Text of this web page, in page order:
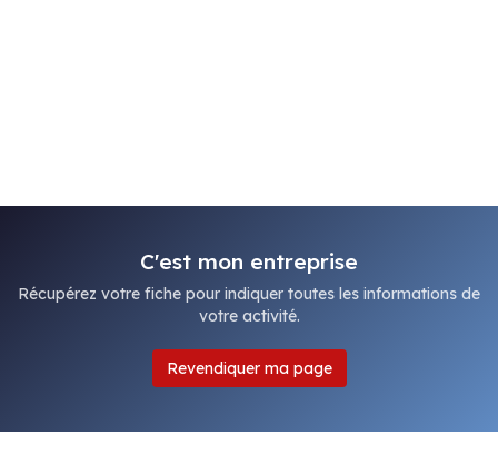
C'est mon entreprise
Récupérez votre fiche pour indiquer toutes les informations de
votre activité.
Revendiquer ma page